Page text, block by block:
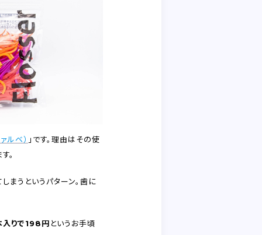
ルベ） 」です。理由はその使
。
まうというパターン。歯に
りで198円 というお手頃